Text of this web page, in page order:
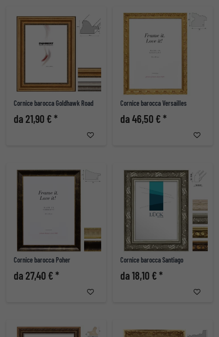
Cornice barocca Goldhawk Road
da 21,90 € *
Cornice barocca Versailles
da 46,50 € *
Cornice barocca Poher
da 27,40 € *
Cornice barocca Santiago
da 18,10 € *